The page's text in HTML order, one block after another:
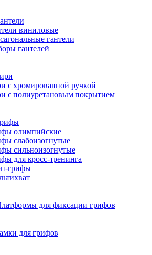
виниловые
гантели
гантелей
с хромированной ручкой
с полиуретановым покрытием
олимпийские
слабоизогнутые
сильноизогнутые
для кросс-тренинга
грифы
для фиксации грифов
для грифов